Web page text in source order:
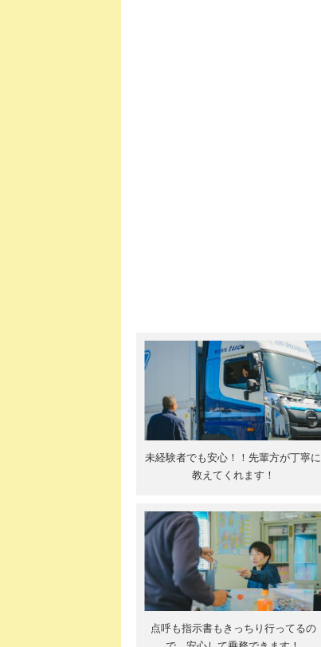
未経験者でも安心！！先輩方が丁寧に
教えてくれます！
点呼も指示書もきっちり行ってるの